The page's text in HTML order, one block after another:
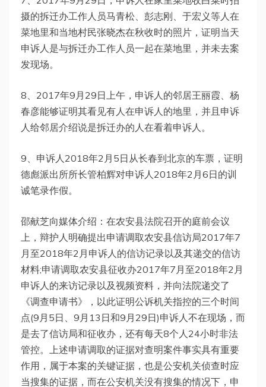
摄的拆迁办工作人员马青松、彭志刚、于宏义等人在
菜地里和当地村民张晓杰在秋收时的照片，证明当天
申诉人是与拆迁办工作人员一起在菜地里，并未去案
发现场。
8、2017年9月29日上午，申诉人的邻居王丽霞、杨
春彦能够证明其看见有人在申诉人的地里，并且申诉
人给邻居介绍说是拆迁办的人在看着申诉人。
9、申诉人2018年2月5日从长春到北京的车票，证明
德彪派出所所长管柏辉对申诉人2018年2月6日的训
诚笔录作假。
邵献芝向媒体介绍：在农安县法院召开的庭前会议
上，辩护人明确提出申请调取农安县信访局2017年7
月至2018年2月申诉人的信访记录以及其递交的信访
材料;申请调取农安县征收办2017年7月至2018年2月
申诉人的来访记录以及视频资料，并向法院递交了
《调查申请书》，以此证明公诉机关指控的三个时间
点(9月5日、9月13日和9月29日)申诉人不在现场，而
是去了信访局和征收办，还有每天8个人24小时非法
管控。上述申请调取的证据对查明案件事实具有重要
作用，属于本案的关键证据，也是公安机关侦查时应
当搜集的证据，而在公安机关没有搜集的情况下，申